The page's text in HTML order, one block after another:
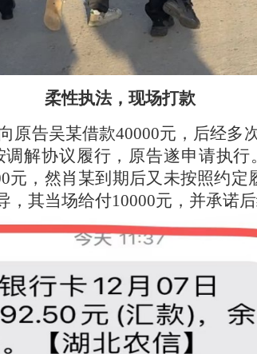
柔性执法，现场打款
原告吴某借款40000元，后经多
解协议履行，原告遂申请执
元，然肖某到期后又未按照约
其当场给付10000元，并承诺后